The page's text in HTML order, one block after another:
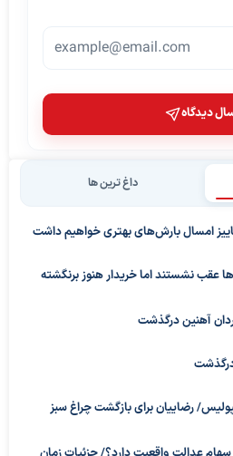
دیدگاه
داغ ترین ها
امسال بارش‌های بهتری خواهیم داشت
عقب نشستند اما خریدار هنوز برنگشته
آهنین درگذشت
درگذشت
رضاییان برای بازگشت چراغ سبز